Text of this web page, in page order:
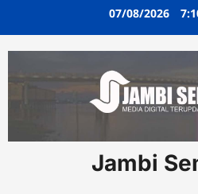
07/08/2026
Jambi